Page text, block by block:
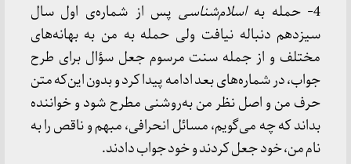
4- حمله به
اسلام‌شناسیپس از شماره‌ی اول سال
سیزدهم دنباله نیافت ولی حمله به من به بهانه‌های
مختلف و از جمله سنت مرسوم جعل سؤال برای طرح
جواب، در شماره‌های بعد ادامه پیدا کرد و بدون این‌که متن
حرف من و اصل نظر من به‌روشنی مطرح شود و خواننده
بداند که چه می‌گویم، مسائل انحرافی، مبهم و ناقص را به
نام من، خود جعل کردند و خود جواب دادند.